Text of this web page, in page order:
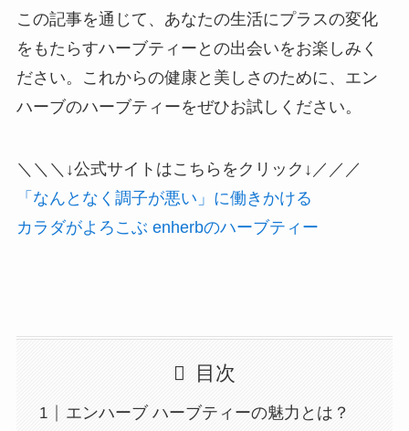
この記事を通じて、あなたの生活にプラスの変化
をもたらすハーブティーとの出会いをお楽しみく
ださい。これからの健康と美しさのために、エン
ハーブのハーブティーをぜひお試しください。
＼＼＼↓公式サイトはこちらをクリック↓／／／
「なんとなく調子が悪い」に働きかける
カラダがよろこぶ enherbのハーブティー
目次
エンハーブ ハーブティーの魅力とは？